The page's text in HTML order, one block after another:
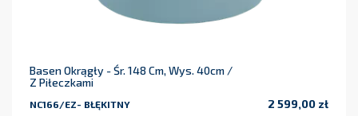
Basen Okrągły - Śr. 148 Cm, Wys. 40cm /
Z Piłeczkami
NC166/EZ- BŁĘKITNY 2 599,00 zł